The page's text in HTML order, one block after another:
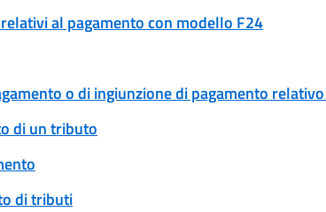
al pagamento con modello F24
o di ingiunzione di pagamento
di un tributo
di tributi